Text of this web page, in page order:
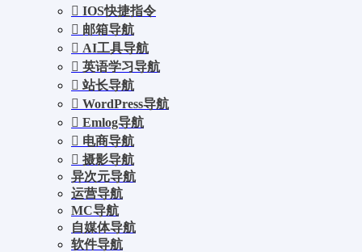
IOS快捷指令
邮箱导航
AI工具导航
英语学习导航
站长导航
WordPress导航
Emlog导航
电商导航
摄影导航
异次元导航
运营导航
MC导航
自媒体导航
软件导航